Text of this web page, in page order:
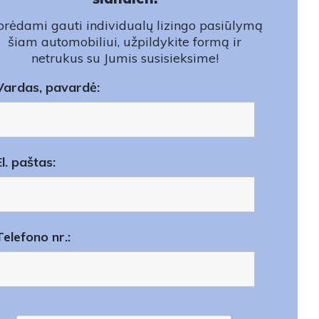
gauti individualų lizingo pasiūlymą
šiam automobiliui, užpildykite formą ir
netrukus su Jumis susisieksime!
pavardė:
paštas:
nr.: